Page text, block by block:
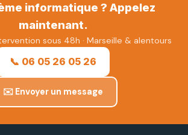
informatique ? Appelez
maintenant.
sous 48h · Marseille & alentours
📞 06 05 26 05 26
✉️ Envoyer un message